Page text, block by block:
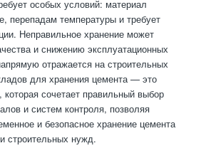
особых условий: материал
перепадам температуры и требует
Неправильное хранение может
и снижению эксплуатационных
отражается на строительных
для хранения цемента — это
которая сочетает правильный выбор
и систем контроля, позволяя
и безопасное хранение цемента
строительных нужд.